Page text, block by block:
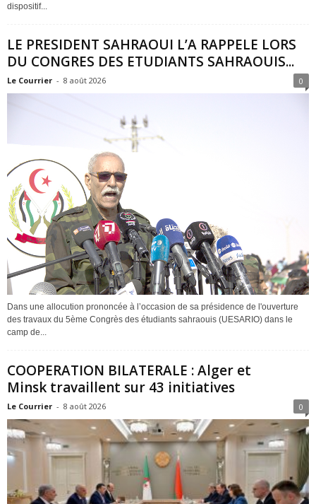
dispositif...
LE PRESIDENT SAHRAOUI L’A RAPPELE LORS
DU CONGRES DES ETUDIANTS SAHRAOUIS...
Le Courrier - 8 août 2026 0
Dans une allocution prononcée à l’occasion de sa présidence de l'ouverture
des travaux du 5ème Congrès des étudiants sahraouis (UESARIO) dans le
camp de...
COOPERATION BILATERALE : Alger et
Minsk travaillent sur 43 initiatives
Le Courrier - 8 août 2026 0